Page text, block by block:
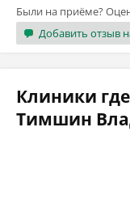
Были на приёме?
Добавить отзыв
Клиники
Тимшин